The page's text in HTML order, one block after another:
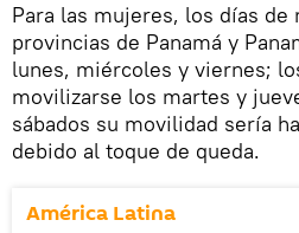
Para las mujeres, los días de
provincias de Panamá y
lunes, miércoles y viernes;
movilizarse los martes y
sábados su movilidad sería
debido al toque de queda.
América Latina